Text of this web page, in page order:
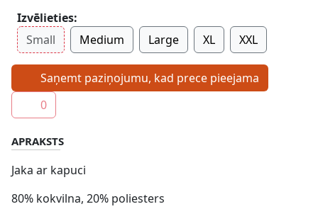
Izvēlieties:
Small
Medium Large XL XXL
Saņemt paziņojumu, kad prece pieejama
0
APRAKSTS
Jaka ar kapuci
80% kokvilna, 20% poliesters